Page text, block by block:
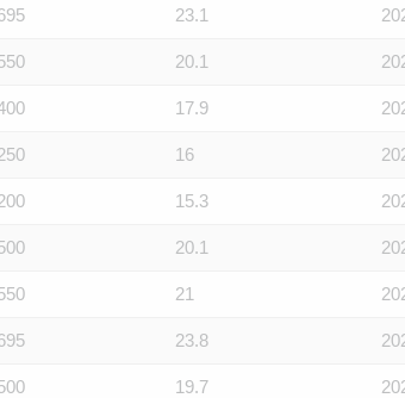
23.1
20.1
17.9
16
15.3
20.1
21
23.8
19.7